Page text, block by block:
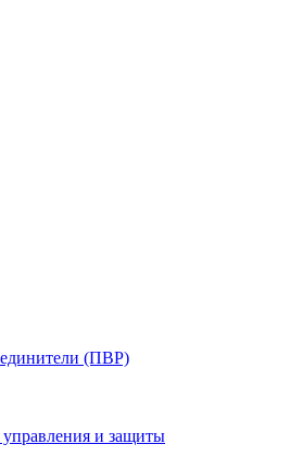
(ПВР)
и защиты